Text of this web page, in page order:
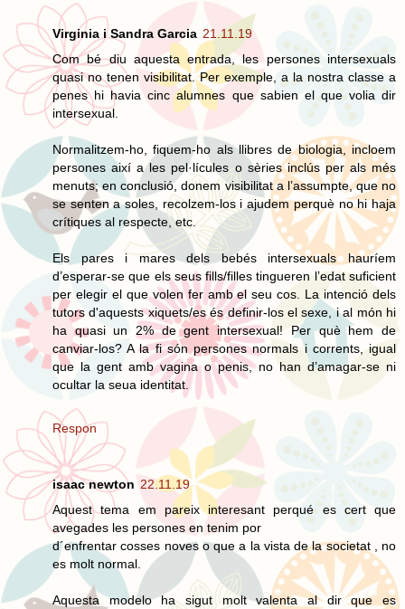
Virginia i Sandra Garcia 21.11.19
Com bé diu aquesta entrada, les persones intersexuals
quasi no tenen visibilitat. Per exemple, a la nostra classe a
penes hi havia cinc alumnes que sabien el que volia dir
intersexual.
Normalitzem-ho, fiquem-ho als llibres de biologia, incloem
persones així a les pel·lícules o sèries inclús per als més
menuts; en conclusió, donem visibilitat a l’assumpte, que no
se senten a soles, recolzem-los i ajudem perquè no hi haja
crítiques al respecte, etc.
Els pares i mares dels bebés intersexuals hauríem
d’esperar-se que els seus fills/filles tingueren l’edat suficient
per elegir el que volen fer amb el seu cos. La intenció dels
tutors d'aquests xiquets/es és definir-los el sexe, i al món hi
ha quasi un 2% de gent intersexual! Per què hem de
canviar-los? A la fi són persones normals i corrents, igual
que la gent amb vagina o penis, no han d’amagar-se ni
ocultar la seua identitat.
Respon
isaac newton 22.11.19
Aquest tema em pareix interesant perqué es cert que
avegades les persones en tenim por
d´enfrentar cosses noves o que a la vista de la societat , no
es molt normal.
Aquesta modelo ha sigut molt valenta al dir que es